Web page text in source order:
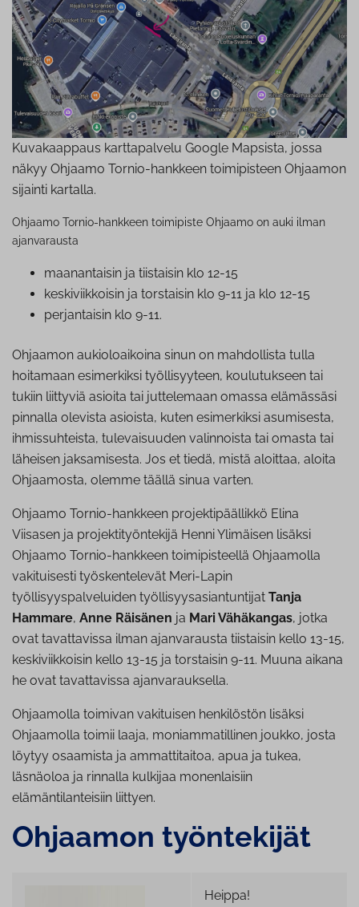
Kuvakaappaus karttapalvelu Google Mapsista, jossa
näkyy Ohjaamo Tornio-hankkeen toimipisteen Ohjaamon
sijainti kartalla.
Ohjaamo Tornio-hankkeen toimipiste Ohjaamo on auki ilman
ajanvarausta
maa­nan­tai­sin ja tiistaisin klo 12-15
kes­ki­viik­koi­sin ja torstaisin klo 9-11 ja klo 12-15
per­jan­tai­sin klo 9-11.
Ohjaamon aukioloaikoina sinun on mahdollista tulla
hoitamaan esimerkiksi työllisyyteen, koulutukseen tai
tukiin liittyviä asioita tai juttelemaan omassa elämässäsi
pinnalla olevista asioista, kuten esimerkiksi asumisesta,
ihmissuhteista, tulevaisuuden valinnoista tai omasta tai
läheisen jaksamisesta. Jos et tiedä, mistä aloittaa, aloita
Ohjaamosta, olemme täällä sinua varten.
Ohjaamo Tornio-hankkeen projektipäällikkö Elina
Viisasen ja projektityöntekijä Henni Ylimäisen lisäksi
Ohjaamo Tornio-hankkeen toimipisteellä Ohjaamolla
vakituisesti työskentelevät Meri-Lapin
työllisyyspalveluiden työllisyysasiantuntijat Tanja
Hammare, Anne Räisänen ja Mari Vähäkangas, jotka
ovat tavattavissa ilman ajanvarausta tiistaisin kello 13-15,
keskiviikkoisin kello 13-15 ja torstaisin 9-11. Muuna aikana
he ovat tavattavissa ajanvarauksella.
Ohjaamolla toimivan vakituisen henkilöstön lisäksi
Ohjaamolla toimii laaja, moniammatillinen joukko, josta
löytyy osaamista ja ammattitaitoa, apua ja tukea,
läsnäoloa ja rinnalla kulkijaa monenlaisiin
elämäntilanteisiin liittyen.
Ohjaamon työntekijät
Heippa!